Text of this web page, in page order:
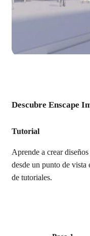
Descubre Enscape
Tutorial
Aprende a crear
desde un punto de vista
de tutoriales.